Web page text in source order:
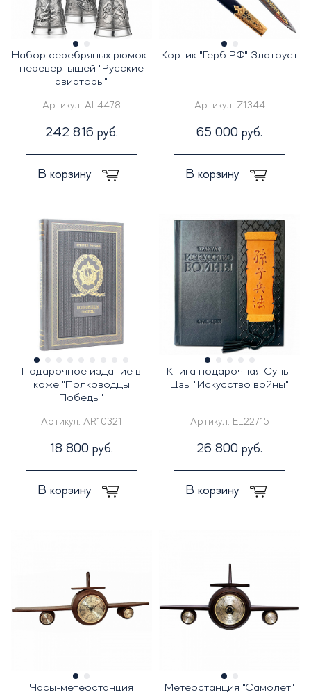
Набор серебряных рюмок-
перевертышей "Русские
авиаторы"
Артикул: AL4478
242 816 руб.
В корзину
Кортик "Герб РФ" Златоуст
Артикул: Z1344
65 000 руб.
В корзину
Подарочное издание в
коже "Полководцы
Победы"
Артикул: AR10321
18 800 руб.
В корзину
Книга подарочная Сунь-
Цзы "Искусство войны"
Артикул: EL22715
26 800 руб.
В корзину
Часы-метеостанция
Метеостанция "Самолет"